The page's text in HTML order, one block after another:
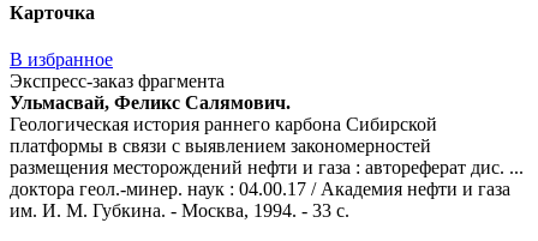
Карточка
В избранное
Экспресс-заказ фрагмента
Ульмасвай, Феликс Салямович.
Геологическая история раннего карбона Сибирской
платформы в связи с выявлением закономерностей
размещения месторождений нефти и газа : автореферат дис. ...
доктора геол.-минер. наук : 04.00.17 / Академия нефти и газа
им. И. М. Губкина. - Москва, 1994. - 33 с.